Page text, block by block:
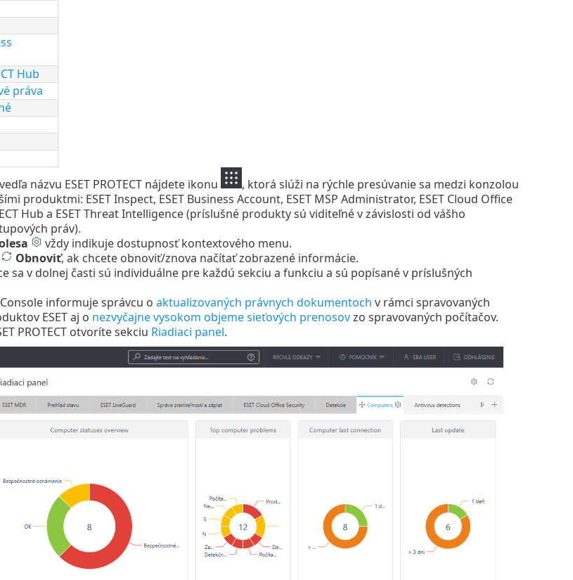
Hub
práva
názvu ESET PROTECT nájdete ikonu
, ktorá slúži na rýchle presúvanie sa medzi konzolou
produktmi: ESET Inspect, ESET Business Account, ESET MSP Administrator, ESET Cloud Office
Hub a ESET Threat Intelligence (príslušné produkty sú viditeľné v závislosti od vášho
práv).
vždy indikuje dostupnosť kontextového menu.
Obnoviť, ak chcete obnoviť/znova načítať zobrazené informácie.
sa v dolnej časti sú individuálne pre každú sekciu a funkciu a sú popísané v príslušných
Console informuje správcu o aktualizovaných právnych dokumentoch v rámci spravovaných
ESET aj o nezvyčajne vysokom objeme sieťových prenosovzo spravovaných počítačov.
PROTECT otvoríte sekciu Riadiaci panel.